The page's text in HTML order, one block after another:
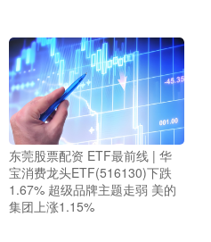
东莞股票配资 ETF最前线 | 华
宝消费龙头ETF(516130)下跌
1.67% 超级品牌主题走弱 美的
集团上涨1.15%